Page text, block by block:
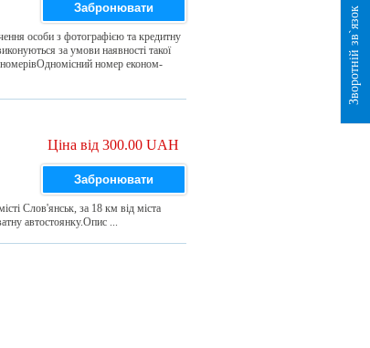
Забронювати
особи з фотографією та кредитну
за умови наявності такої
номер економ-
Ціна від 300.00 UAH
Забронювати
Слов'янськ, за 18 км від міста
автостоянку.Опис ...
Зворотній зв`язок